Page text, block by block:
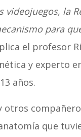
videojuegos, la
para
el profesor
y experto
años.
otros
que